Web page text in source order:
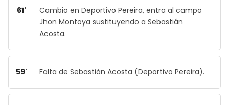
61'
Cambio en Deportivo Pereira, entra al campo
Jhon Montoya sustituyendo a Sebastián
Acosta.
59' Falta de Sebastián Acosta (Deportivo Pereira).